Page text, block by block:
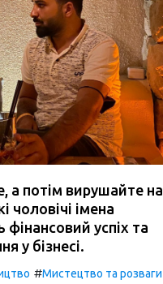
а потім вирушайте на
чоловічі імена
фінансовий успіх та
у бізнесі.
#Мистецтво та розваги